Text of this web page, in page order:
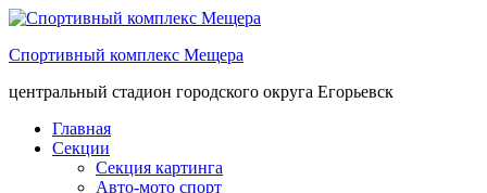
Спортивный комплекс Мещера
центральный стадион городского округа Егорьевск
Главная
Секции
Секция картинга
Авто-мото спорт